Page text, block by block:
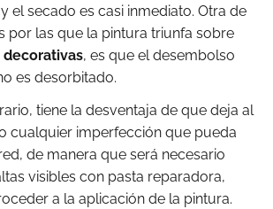
el secado es casi inmediato. Otra de
por las que la pintura triunfa sobre
decorativas, es que el desembolso
es desorbitado.
tiene la desventaja de que deja al
cualquier imperfección que pueda
de manera que será necesario
visibles con pasta reparadora,
a la aplicación de la pintura.